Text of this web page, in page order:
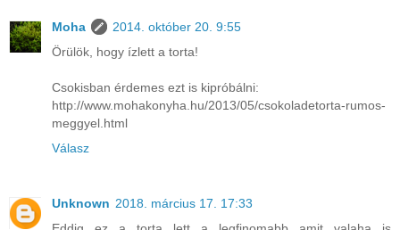
Moha
2014. október 20. 9:55
Örülök, hogy ízlett a torta!
Csokisban érdemes ezt is kipróbálni:
http://www.mohakonyha.hu/2013/05/csokoladetorta-rumos-
meggyel.html
Válasz
Unknown 2018. március 17. 17:33